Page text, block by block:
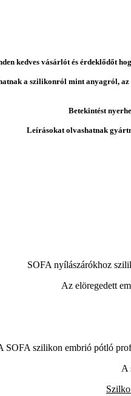
kedves vásárlót és érdeklődőt
a szilikonról mint anyagról,
Betekintést
Leírásokat olvashatnak
SOFA nyílászárókhoz
Az elöregedett
SOFA szilikon embrió pótló
A